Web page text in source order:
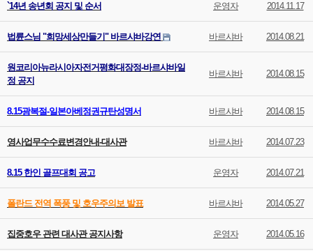
`14년 송년회 공지 및 순서 운영자 2014.11.17
법륜스님 "희망세상만들기" 바르샤바강연 바르샤바 2014.08.21
원코리아뉴라시아자전거평화대장정-바르샤바일
정 공지
바르샤바 2014.08.15
8.15광복절-일본아베정권규탄성명서 바르샤바 2014.08.15
영사업무수수료변경안내-대사관 바르샤바 2014.07.23
8.15 한인 골프대회 공고 운영자 2014.07.21
폴란드 전역 폭풍 및 호우주의보 발표 바르샤바 2014.05.27
집중호우 관련 대사관 공지사항 운영자 2014.05.16